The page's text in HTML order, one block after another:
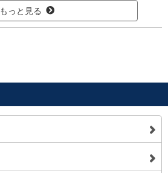
もっと見る